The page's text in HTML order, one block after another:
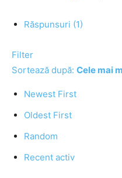
Răspunsuri (1)
Filter
Sortează după: Cele mai
Newest First
Oldest First
Random
Recent activ